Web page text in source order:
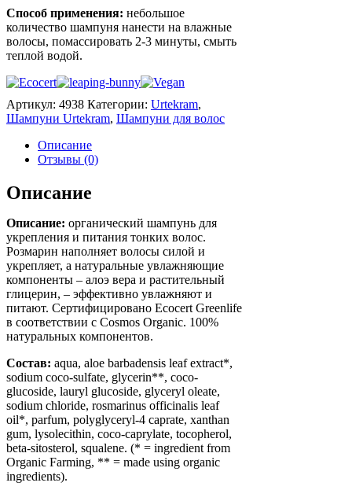
Способ применения: небольшое
количество шампуня нанести на влажные
волосы, помассировать 2-3 минуты, смыть
теплой водой.
Артикул: 4938 Категории: Urtekram,
Шампуни Urtekram, Шампуни для волос
Описание
Отзывы (0)
Описание
Описание: органический шампунь для
укрепления и питания тонких волос.
Розмарин наполняет волосы силой и
укрепляет, а натуральные увлажняющие
компоненты – алоэ вера и растительный
глицерин, – эффективно увлажняют и
питают. Сертифицировано Ecocert Greenlife
в соответствии с Cosmos Organic. 100%
натуральных компонентов.
Состав: аqua, aloe barbadensis leaf extract*,
sodium coco-sulfate, glycerin**, coco-
glucoside, lauryl glucoside, glyceryl oleate,
sodium chloride, rosmarinus officinalis leaf
oil*, parfum, polyglyceryl-4 caprate, xanthan
gum, lysolecithin, coco-caprylate, tocopherol,
beta-sitosterol, squalene. (* = ingredient from
Organic Farming, ** = made using organic
ingredients).